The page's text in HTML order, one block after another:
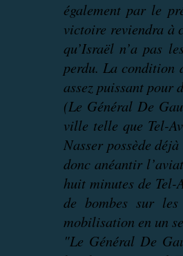
également par le
victoire reviendra à
qu’Israël n’a pas
perdu. La condition
assez puissant pour
(Le Général De
ville telle que Tel-
Nasser possède
donc anéantir
huit minutes de Tel-
de bombes sur
mobilisation en un
"Le Général De